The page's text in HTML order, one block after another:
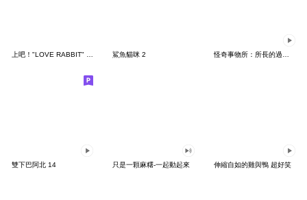
鯊魚貓咪 2
雙下巴阿北 14 只是一顆麻糬-一起動起來 伸縮自如的雞與鴨 超好笑